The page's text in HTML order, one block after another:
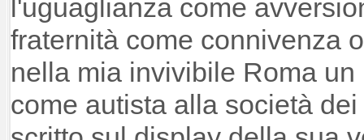
l'uguaglianza come
fraternità come connivenza
nella mia invivibile Roma
come autista alla società